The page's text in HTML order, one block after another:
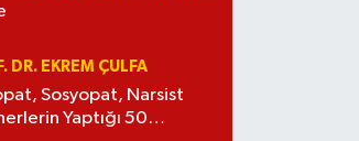
DR. EKREM ÇULFA
Sosyopat, Narsist
Yaptığı 50